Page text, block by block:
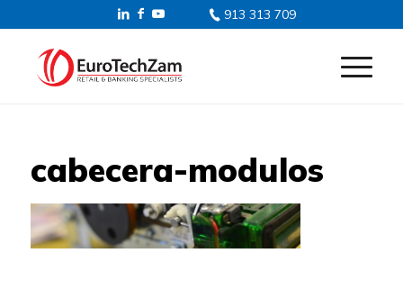
913 313 709
cabecera-modulos